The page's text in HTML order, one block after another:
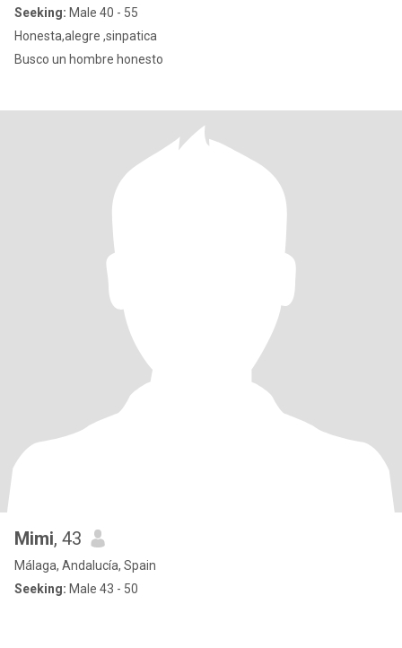
Seeking: Male 40 - 55
Honesta,alegre ,sinpatica
Busco un hombre honesto
Mimi, 43
Málaga, Andalucía, Spain
Seeking: Male 43 - 50